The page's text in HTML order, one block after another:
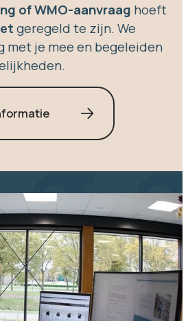
of WMO-aanvraag hoeft
geregeld te zijn. We
met je mee en begeleiden